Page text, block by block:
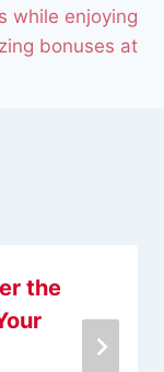
while enjoying
bonuses at
the